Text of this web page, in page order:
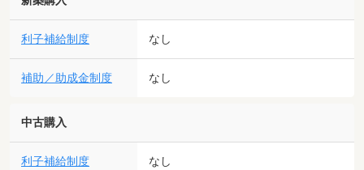
利子補給制度 なし
補助／助成金制度 なし
中古購入
利子補給制度 なし